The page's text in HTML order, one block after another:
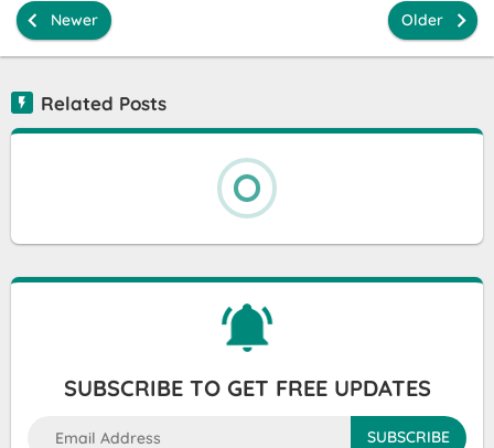
Newer Older
Related Posts
SUBSCRIBE TO GET FREE UPDATES